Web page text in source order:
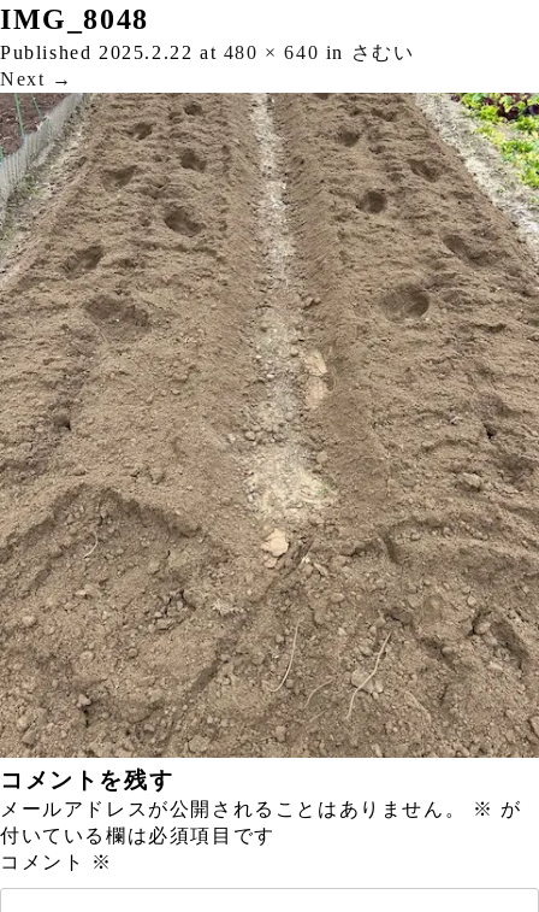
IMG_8048
Published 2025.2.22 at 480 × 640 in
さむい
Next →
コメントを残す
メールアドレスが公開されることはありません。 ※ が
付いている欄は必須項目です
コメント
※